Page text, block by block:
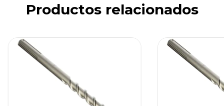
Productos relacionados